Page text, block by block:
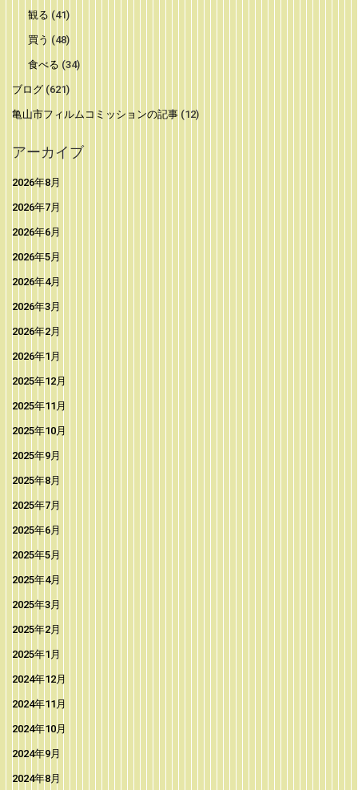
観る (41)
買う (48)
食べる (34)
ブログ (621)
亀山市フィルムコミッションの記事 (12)
アーカイブ
2026年8月
2026年7月
2026年6月
2026年5月
2026年4月
2026年3月
2026年2月
2026年1月
2025年12月
2025年11月
2025年10月
2025年9月
2025年8月
2025年7月
2025年6月
2025年5月
2025年4月
2025年3月
2025年2月
2025年1月
2024年12月
2024年11月
2024年10月
2024年9月
2024年8月